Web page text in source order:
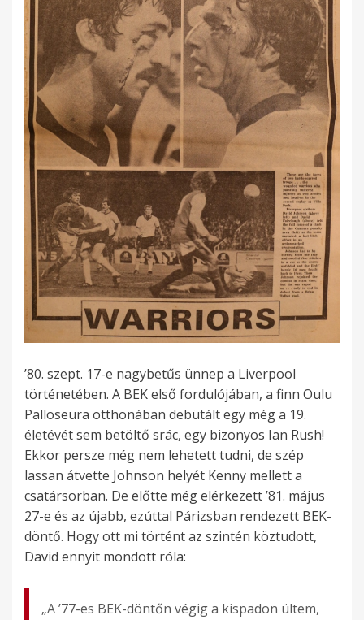
’80. szept. 17-e nagybetűs ünnep a Liverpool
történetében. A BEK első fordulójában, a finn Oulu
Palloseura otthonában debütált egy még a 19.
életévét sem betöltő srác, egy bizonyos Ian Rush!
Ekkor persze még nem lehetett tudni, de szép
lassan átvette Johnson helyét Kenny mellett a
csatársorban. De előtte még elérkezett ’81. május
27-e és az újabb, ezúttal Párizsban rendezett BEK-
döntő. Hogy ott mi történt az szintén köztudott,
David ennyit mondott róla:
„A ’77-es BEK-döntőn végig a kispadon ültem,